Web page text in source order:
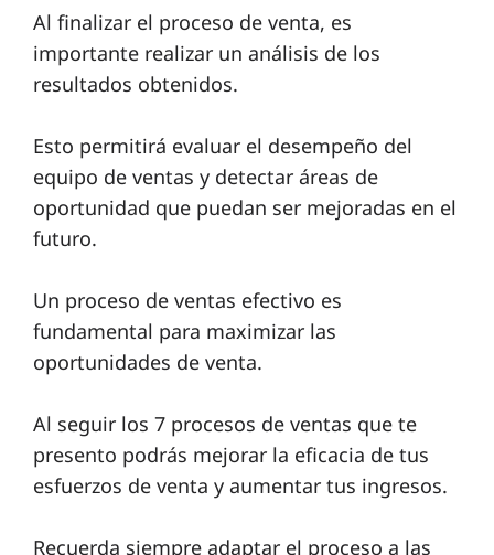
Al finalizar el proceso de venta, es
importante realizar un análisis de los
resultados obtenidos.
Esto permitirá evaluar el desempeño del
equipo de ventas y detectar áreas de
oportunidad que puedan ser mejoradas en el
futuro.
Un proceso de ventas efectivo es
fundamental para maximizar las
oportunidades de venta.
Al seguir los 7 procesos de ventas que te
presento podrás mejorar la eficacia de tus
esfuerzos de venta y aumentar tus ingresos.
Recuerda siempre adaptar el proceso a las